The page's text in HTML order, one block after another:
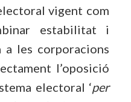
vigent com
estabilitat i
a les corporacions
l’oposició
electoral ‘per